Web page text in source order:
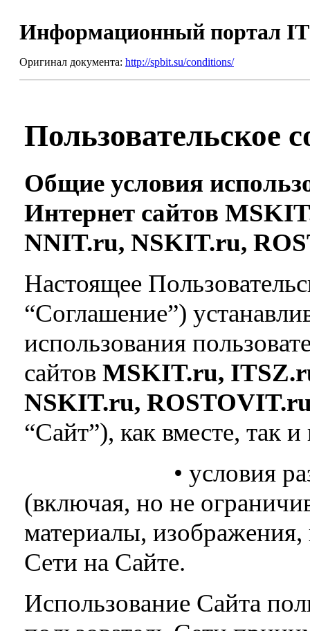
Информационный портал
Оригинал документа: http://spbit.su/conditions/
Пользовательское
Общие условия
Интернет сайтов
NNIT.ru, NSKIT.ru,
Настоящее
“Соглашение”)
использования
сайтов MSKIT.ru,
NSKIT.ru, ROSTOVIT.
“Сайт”), как вместе, так
• условия
(включая, но не
материалы,
Сети на Сайте.
Использование Сайта